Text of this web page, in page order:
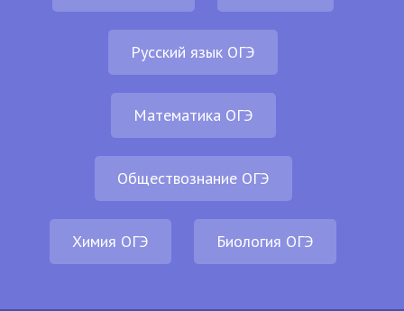
Русский язык ОГЭ
Математика ОГЭ
Обществознание ОГЭ
Химия ОГЭ Биология ОГЭ